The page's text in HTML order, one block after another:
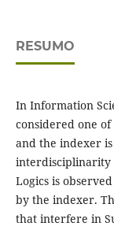
RESUMO
In Information
considered one
and the indexer
interdisciplinarity
Logics is
by the indexer.
that interfere in